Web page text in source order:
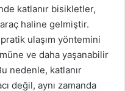
katlanır bisikletler,
haline gelmiştir.
ulaşım yöntemini
ve daha yaşanabilir
nedenle, katlanır
değil, aynı zamanda